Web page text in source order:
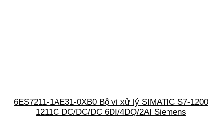
6ES7211-1AE31-0XB0 Bộ vi xử lý SIMATIC S7-1200
1211C DC/DC/DC 6DI/4DQ/2AI Siemens